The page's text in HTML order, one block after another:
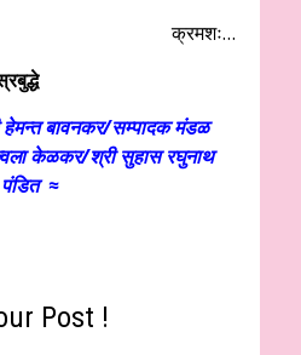
क्रमशः…
हेमन्त बावनकर/सम्पादक मंडळ
केळकर/श्री सुहास रघुनाथ
पंडित ≈
Post !